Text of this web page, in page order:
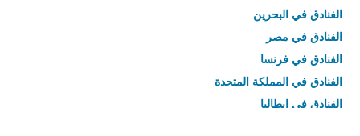
الفنادق في البحرين
الفنادق في مصر
الفنادق في فرنسا
الفنادق في المملكة المتحدة
الفنادق في إيطاليا